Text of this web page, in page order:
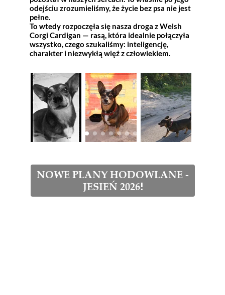
NOWE PLANY HODOWLANE -
JESIEŃ 2026!
odejściu zrozumieliśmy, że życie bez psa nie jest
pełne.
To wtedy rozpoczęła się nasza droga z Welsh
Corgi Cardigan — rasą, która idealnie połączyła
wszystko, czego szukaliśmy: inteligencję,
charakter i niezwykłą więź z człowiekiem.